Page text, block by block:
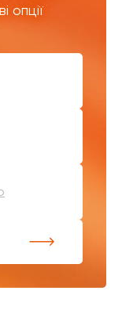
опції